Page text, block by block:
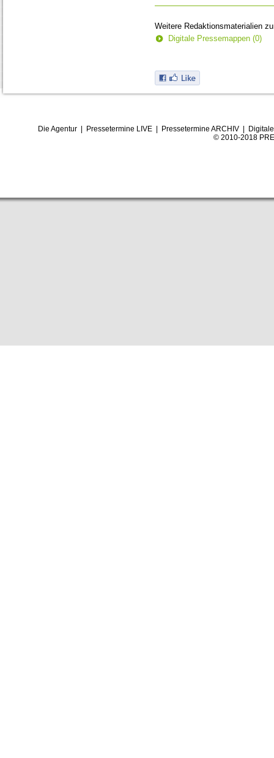
Weitere Redaktionsmaterialien
Digitale Pressemappen (0)
Die Agentur| Pressetermine LIVE| Pressetermine ARCHIV|
© 2010-2018